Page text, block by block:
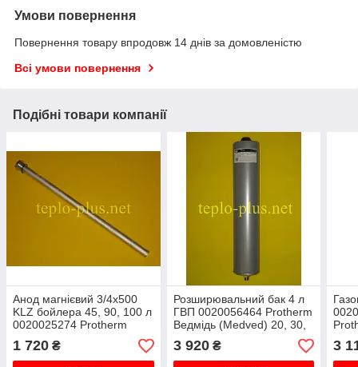
Умови повернення
Повернення товару впродовж 14 днів за домовленістю
Всі умови повернення
Подібні товари компанії
Анод магнієвий 3/4x500
KLZ бойлера 45, 90, 100 л
0020025274 Protherm
Медведь (Medved), Тигр
(Tiger)
1 720 ₴
Розширювальний бак 4 л
ГВП 0020056464 Protherm
Ведмідь (Medved) 20, 30,
40, 50 KLZ 16
3 920₴
24,
3